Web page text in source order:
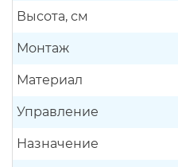
Высота, см
Монтаж
Материал
Управление
Назначение